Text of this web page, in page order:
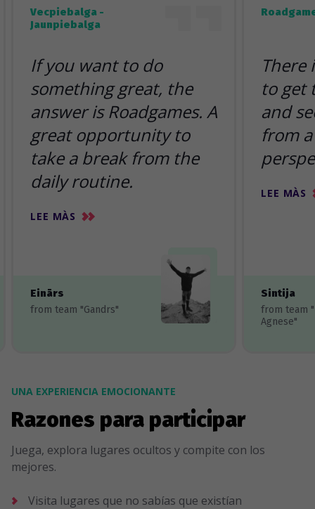
Vecpiebalga -
Jaunpiebalga
If you want to do
something great, the
answer is Roadgames. A
great opportunity to
take a break from the
daily routine.
LEE MÀS
Einārs
from team "Gandrs"
There
to get
and
from
LEE MÀS
Sintija
from team
Agnese"
UNA EXPERIENCIA EMOCIONANTE
Razones para participar
Juega, explora lugares ocultos y compite con los
mejores.
Visita lugares que no sabías que existían